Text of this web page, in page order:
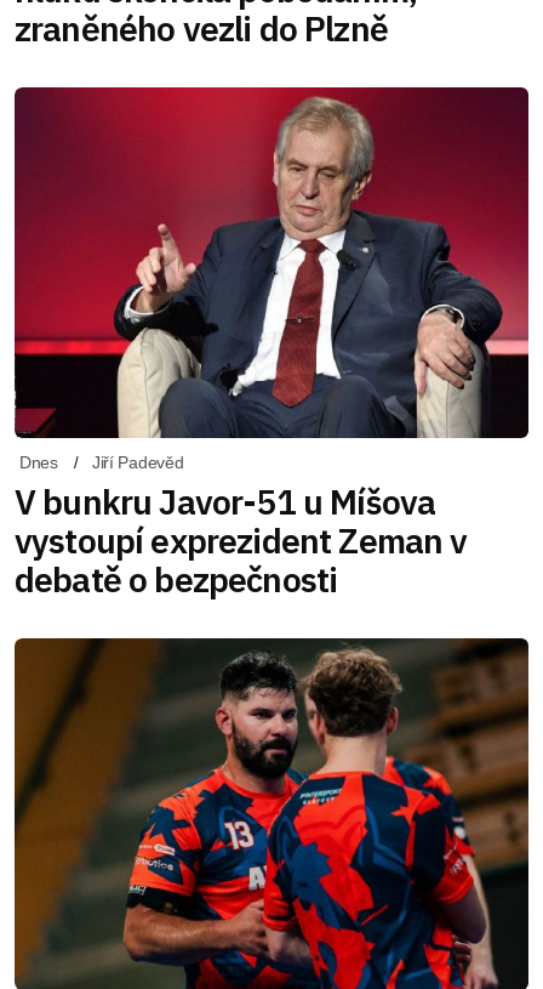
zraněného vezli do Plzně
Dnes Jiří Padevěd
V bunkru Javor-51 u Míšova
vystoupí exprezident Zeman v
debatě o bezpečnosti